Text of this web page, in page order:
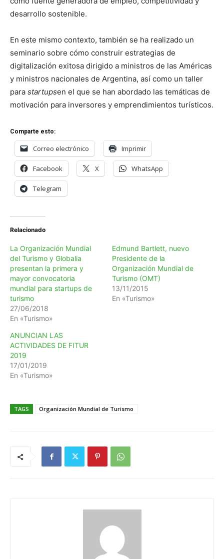
desarrollo sostenible.
En este mismo contexto, también se ha realizado un
seminario sobre cómo construir estrategias de
digitalización exitosa dirigido a ministros de las Américas
y ministros nacionales de Argentina, así como un taller
para startupsen el que se han abordado las temáticas de
motivación para inversores y emprendimientos turísticos.
Comparte esto:
Correo electrónico Imprimir
Facebook X WhatsApp
Telegram
Relacionado
La Organización Mundial
del Turismo y Globalia
presentan la primera y
mayor convocatoria
mundial para startups de
turismo
27/06/2018
En «Turismo»
Edmund Bartlett, nuevo
Presidente de la
Organización Mundial de
Turismo (OMT)
13/11/2015
En «Turismo»
ANUNCIAN LAS
ACTIVIDADES DE FITUR
2019
17/01/2019
En «Turismo»
TAGS Organización Mundial de Turismo